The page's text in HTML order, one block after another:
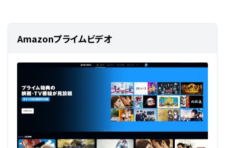
Amazonプライムビデオ